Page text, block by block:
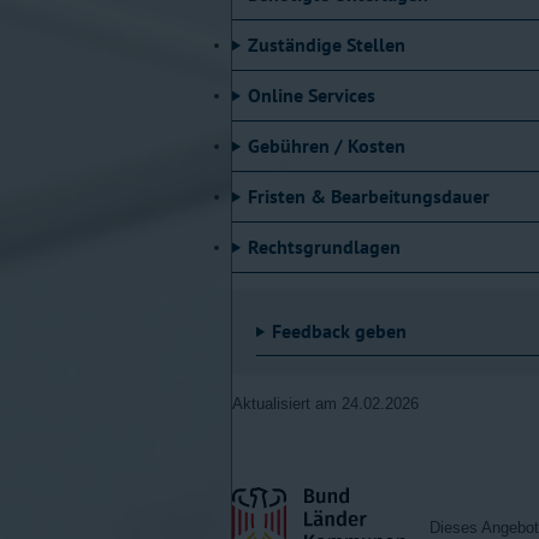
Die bergrechtliche Erlaubnis erstreckt sich
zählen unter anderem Energierohstoffe
sich die Erlaubnis bezieht, ist an der
Voraussetzungen
Damit Sie die Erlaubnis verlängern
Sie sind Inhaberin oder Inhaber einer
Das Erlaubnisfeld konnte nach Ablauf
untersucht werden.
Zuständige Stellen
Online Services
Gebühren / Kosten
Fristen & Bearbeitungsdauer
Rechtsgrundlagen
Feedback geben
Aktualisiert am 24.02.2026
Dieses